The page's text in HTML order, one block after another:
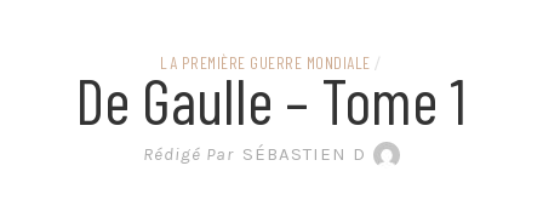
SCIENCES,
LITTÉRATURE EN
BANDE DESSINÉE
LA PREMIÈRE GUERRE MONDIALE /
De Gaulle – Tome 1
Rédigé Par SÉBASTIEN D